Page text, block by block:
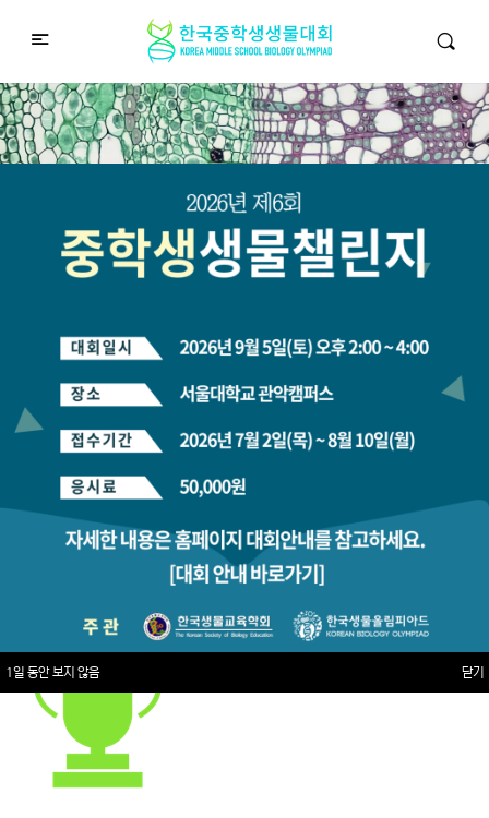
중학생생물챌린지
Middle School Korea Biology Olympiad
2026 대회 접수 안내
1일 동안 보지 않음 닫기